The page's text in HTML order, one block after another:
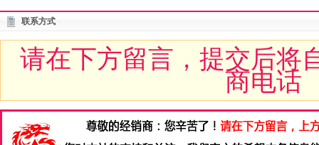
联系方式
请在下方留言，提交后将
商电话